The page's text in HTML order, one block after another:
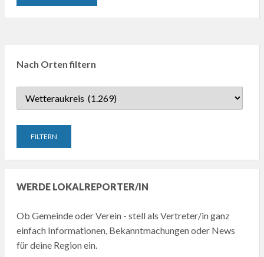
Nach Orten filtern
WERDE LOKALREPORTER/IN
Ob Gemeinde oder Verein - stell als Vertreter/in ganz
einfach Informationen, Bekanntmachungen oder News
für deine Region ein.